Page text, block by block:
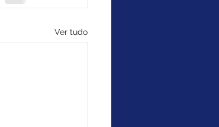
Ver tudo